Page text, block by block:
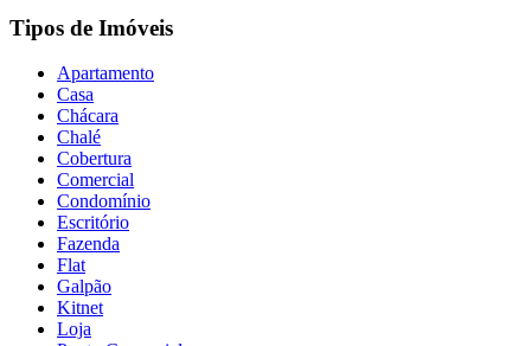
Tipos de Imóveis
Apartamento
Casa
Chácara
Chalé
Cobertura
Comercial
Condomínio
Escritório
Fazenda
Flat
Galpão
Kitnet
Loja